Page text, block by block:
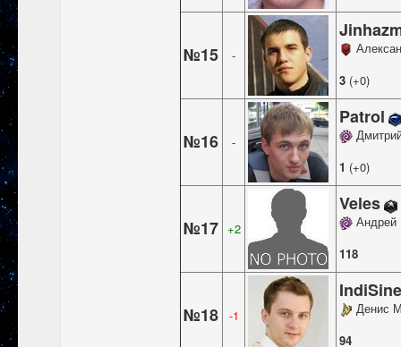
№15 -
3 (+0)
№16 -
Patrol
1 (+0)
№17 +2
Veles
Андрей
118
№18 -1
Денис
94